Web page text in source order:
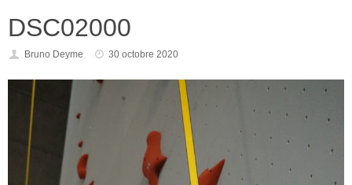
DSC02000
Bruno Deyme 30 octobre 2020